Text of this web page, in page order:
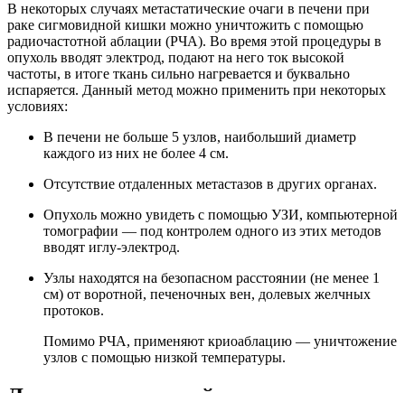
В некоторых случаях метастатические очаги в печени при
раке сигмовидной кишки можно уничтожить с помощью
радиочастотной аблации (РЧА). Во время этой процедуры в
опухоль вводят электрод, подают на него ток высокой
частоты, в итоге ткань сильно нагревается и буквально
испаряется. Данный метод можно применить при некоторых
условиях:
В печени не больше 5 узлов, наибольший диаметр
каждого из них не более 4 см.
Отсутствие отдаленных метастазов в других органах.
Опухоль можно увидеть с помощью УЗИ, компьютерной
томографии — под контролем одного из этих методов
вводят иглу-электрод.
Узлы находятся на безопасном расстоянии (не менее 1
см) от воротной, печеночных вен, долевых желчных
протоков.
Помимо РЧА, применяют криоаблацию — уничтожение
узлов с помощью низкой температуры.